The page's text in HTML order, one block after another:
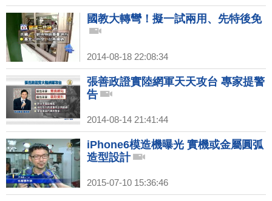
國教大轉彎！擬一試兩用、先特後免
2014-08-18 22:08:34
張善政證實陸網軍天天攻台 專家提警
告
2014-08-14 21:41:44
iPhone6模造機曝光 實機或金屬圓弧
造型設計
2015-07-10 15:36:46